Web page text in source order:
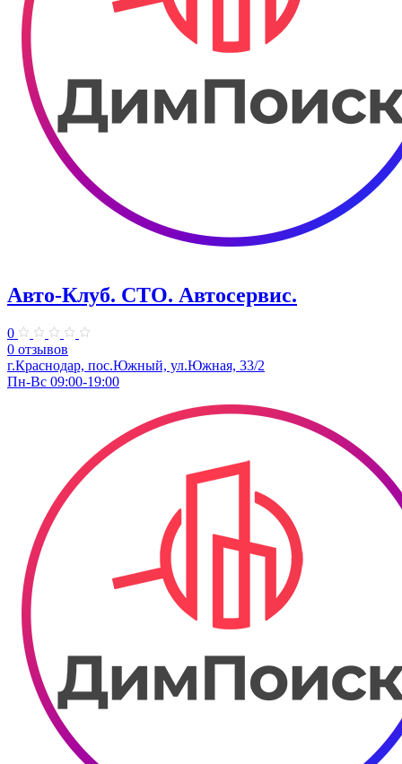
Авто-Клуб. СТО. Автосервис.
0
0 отзывов
г.Краснодар, пос.Южный, ул.Южная, 33/2
Пн-Вс 09:00-19:00